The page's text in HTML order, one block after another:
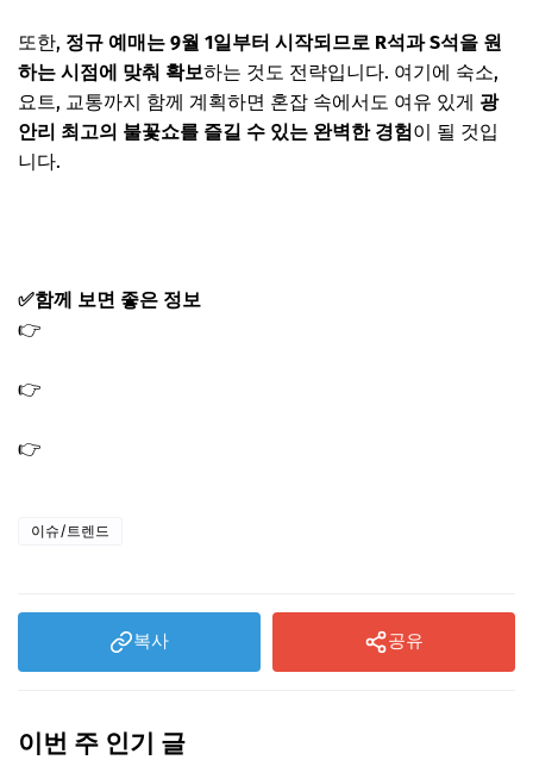
또한, 정규 예매는 9월 1일부터 시작되므로 R석과 S석을 원
하는 시점에 맞춰 확보하는 것도 전략입니다. 여기에 숙소,
요트, 교통까지 함께 계획하면 혼잡 속에서도 여유 있게 광
안리 최고의 불꽃쇼를 즐길 수 있는 완벽한 경험이 될 것입
니다.
✅함께 보면 좋은 정보
👉
👉
👉
이슈/트렌드
복사 공유
이번 주 인기 글